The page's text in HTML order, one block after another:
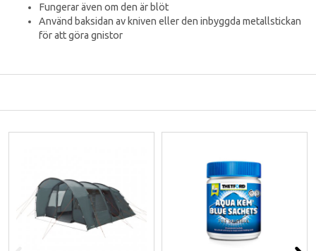
Fungerar även om den är blöt
Använd baksidan av kniven eller den inbyggda metallstickan
för att göra gnistor